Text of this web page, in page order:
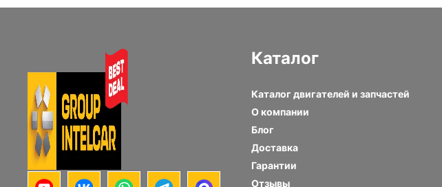
Каталог
Каталог двигателей и запчастей
О компании
Блог
Доставка
Гарантии
Отзывы